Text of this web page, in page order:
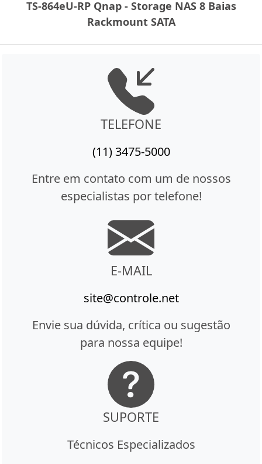
TS-864eU-RP Qnap - Storage NAS 8 Baias
Rackmount SATA
TELEFONE
(11) 3475-5000
Entre em contato com um de nossos
especialistas por telefone!
E-MAIL
site@controle.net
Envie sua dúvida, crítica ou sugestão
para nossa equipe!
SUPORTE
Técnicos Especializados